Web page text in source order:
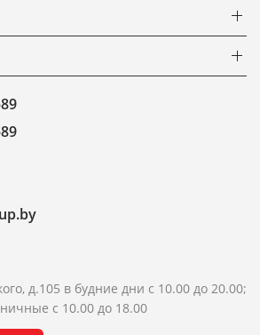
д.105 в будние дни с 10.00 до 20.00;
с 10.00 до 18.00